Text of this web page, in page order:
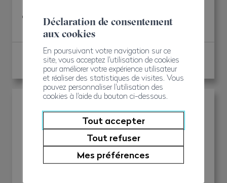
affiche une solide activité.
Lire la suite
Comptes
Déclaration de consentement
aux cookies
En poursuivant votre navigation sur ce
site, vous acceptez l'utilisation de cookies
pour améliorer votre expérience utilisateur
et réaliser des statistiques de visites. Vous
pouvez personnaliser l'utilisation des
cookies à l'aide du bouton ci-dessous.
Tout accepter
Tout refuser
Mes préférences